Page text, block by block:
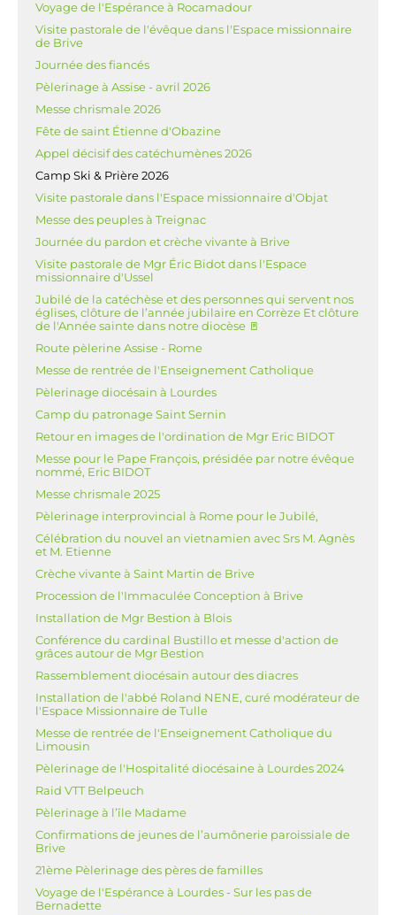
Voyage de l'Espérance à Rocamadour
Visite pastorale de l'évêque dans l'Espace missionnaire
de Brive
Journée des fiancés
Pèlerinage à Assise - avril 2026
Messe chrismale 2026
Fête de saint Étienne d'Obazine
Appel décisif des catéchumènes 2026
Camp Ski & Prière 2026
Visite pastorale dans l'Espace missionnaire d'Objat
Messe des peuples à Treignac
Journée du pardon et crèche vivante à Brive
Visite pastorale de Mgr Éric Bidot dans l'Espace
missionnaire d'Ussel
Jubilé de la catéchèse et des personnes qui servent nos
églises, clôture de l’année jubilaire en Corrèze Et clôture
de l'Année sainte dans notre diocèse 🚪
Route pèlerine Assise - Rome
Messe de rentrée de l'Enseignement Catholique
Pèlerinage diocésain à Lourdes
Camp du patronage Saint Sernin
Retour en images de l'ordination de Mgr Eric BIDOT
Messe pour le Pape François, présidée par notre évêque
nommé, Eric BIDOT
Messe chrismale 2025
Pèlerinage interprovincial à Rome pour le Jubilé,
Célébration du nouvel an vietnamien avec Srs M. Agnès
et M. Etienne
Crèche vivante à Saint Martin de Brive
Procession de l'Immaculée Conception à Brive
Installation de Mgr Bestion à Blois
Conférence du cardinal Bustillo et messe d'action de
grâces autour de Mgr Bestion
Rassemblement diocésain autour des diacres
Installation de l'abbé Roland NENE, curé modérateur de
l'Espace Missionnaire de Tulle
Messe de rentrée de l'Enseignement Catholique du
Limousin
Pèlerinage de l'Hospitalité diocésaine à Lourdes 2024
Raid VTT Belpeuch
Pèlerinage à l’île Madame
Confirmations de jeunes de l’aumônerie paroissiale de
Brive
21ème Pèlerinage des pères de familles
Voyage de l'Espérance à Lourdes - Sur les pas de
Bernadette